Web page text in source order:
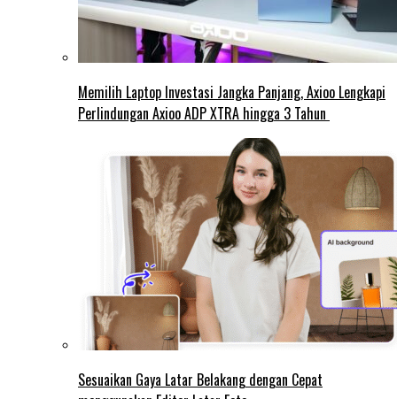
Memilih Laptop Investasi Jangka Panjang, Axioo Lengkapi
Perlindungan Axioo ADP XTRA hingga 3 Tahun
Sesuaikan Gaya Latar Belakang dengan Cepat